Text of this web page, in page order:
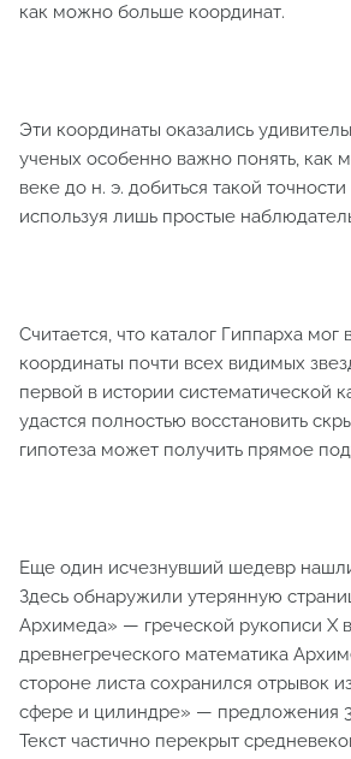
как можно больше координат.
Эти координаты оказались
ученых особенно важно понять, как
веке до н. э. добиться такой
используя лишь простые
Считается, что каталог Гиппарха мог
координаты почти всех видимых
первой в истории систематической
удастся полностью восстановить
гипотеза может получить прямое
Еще один исчезнувший шедевр
Здесь обнаружили утерянную
Архимеда» — греческой рукописи X
древнегреческого математика
стороне листа сохранился отрывок
сфере и цилиндре» — предложения
Текст частично перекрыт